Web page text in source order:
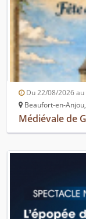
Du 22/08/2026
Beaufort-en-
Médiévale de